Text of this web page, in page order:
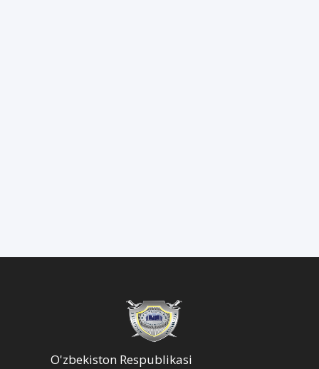
O'zbekiston Respublikasi